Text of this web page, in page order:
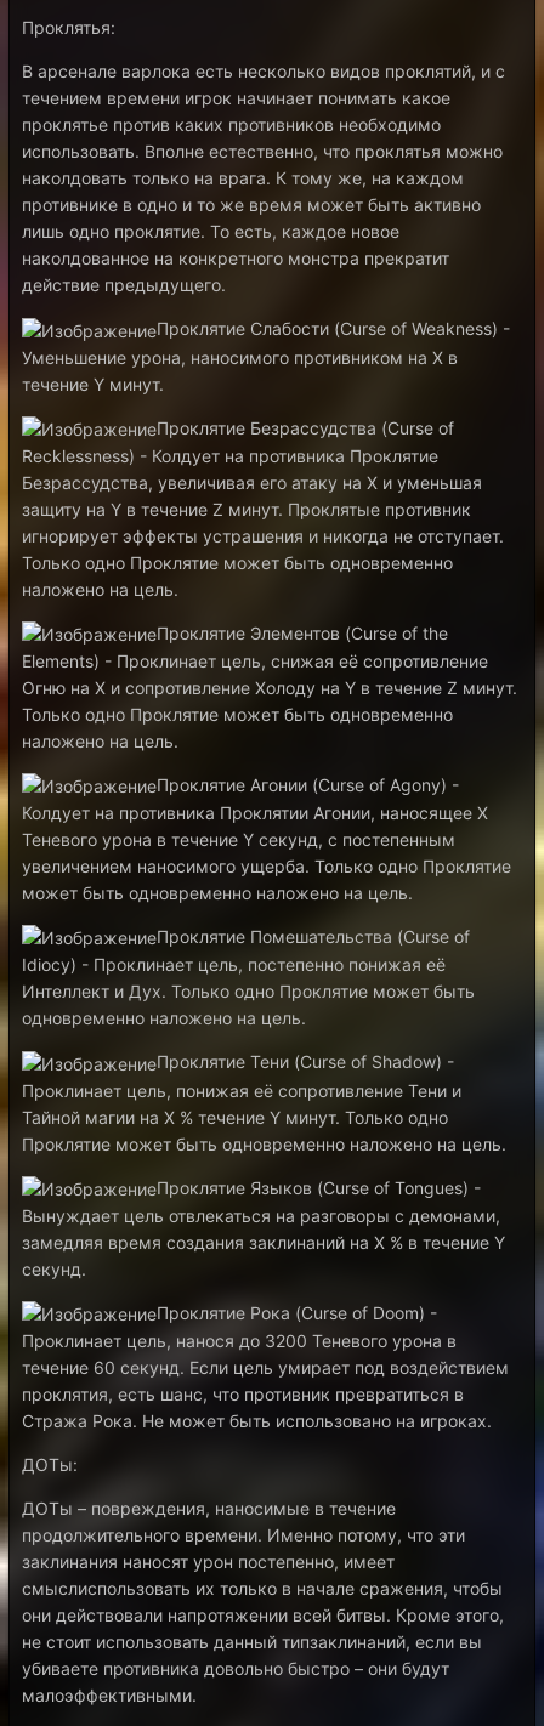
Проклятья:
В арсенале варлока есть несколько видов проклятий, и с
течением времени игрок начинает понимать какое
проклятье против каких противников необходимо
использовать. Вполне естественно, что проклятья можно
наколдовать только на врага. К тому же, на каждом
противнике в одно и то же время может быть активно
лишь одно проклятие. То есть, каждое новое
наколдованное на конкретного монстра прекратит
действие предыдущего.
Проклятие Слабости (Curse of Weakness) -
Уменьшение урона, наносимого противником на X в
течение Y минут.
Проклятие Безрассудства (Curse of
Recklessness) - Колдует на противника Проклятие
Безрассудства, увеличивая его атаку на X и уменьшая
защиту на Y в течение Z минут. Проклятые противник
игнорирует эффекты устрашения и никогда не отступает.
Только одно Проклятие может быть одновременно
наложено на цель.
Проклятие Элементов (Curse of the
Elements) - Проклинает цель, снижая её сопротивление
Огню на X и сопротивление Холоду на Y в течение Z минут.
Только одно Проклятие может быть одновременно
наложено на цель.
Проклятие Агонии (Curse of Agony) -
Колдует на противника Проклятии Агонии, наносящее X
Теневого урона в течение Y секунд, с постепенным
увеличением наносимого ущерба. Только одно Проклятие
может быть одновременно наложено на цель.
Проклятие Помешательства (Curse of
Idiocy) - Проклинает цель, постепенно понижая её
Интеллект и Дух. Только одно Проклятие может быть
одновременно наложено на цель.
Проклятие Тени (Curse of Shadow) -
Проклинает цель, понижая её сопротивление Тени и
Тайной магии на Х % течение Y минут. Только одно
Проклятие может быть одновременно наложено на цель.
Проклятие Языков (Curse of Tongues) -
Вынуждает цель отвлекаться на разговоры с демонами,
замедляя время создания заклинаний на Х % в течение Y
секунд.
Проклятие Рока (Curse of Doom) -
Проклинает цель, нанося до 3200 Теневого урона в
течение 60 секунд. Если цель умирает под воздействием
проклятия, есть шанс, что противник превратиться в
Стража Рока. Не может быть использовано на игроках.
ДОТы:
ДОТы – повреждения, наносимые в течение
продолжительного времени. Именно потому, что эти
заклинания наносят урон постепенно, имеет
смыслиспользовать их только в начале сражения, чтобы
они действовали напротяжении всей битвы. Кроме этого,
не стоит использовать данный типзаклинаний, если вы
убиваете противника довольно быстро – они будут
малоэффективными.